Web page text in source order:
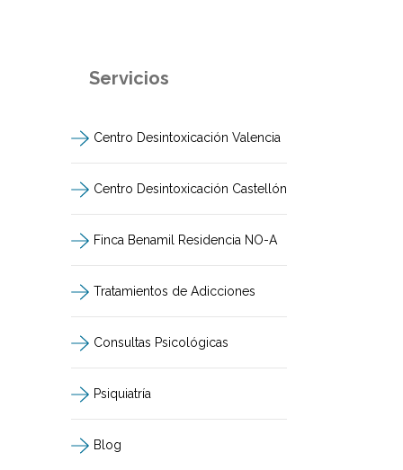
Servicios
Centro Desintoxicación Valencia
Centro Desintoxicación Castellón
Finca Benamil Residencia NO-A
Tratamientos de Adicciones
Consultas Psicológicas
Psiquiatría
Blog